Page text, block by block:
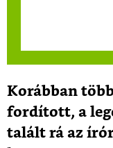
Korábban
fordított, a
talált rá az